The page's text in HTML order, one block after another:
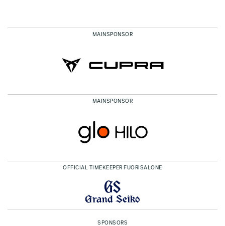
MAINSPONSOR
MAINSPONSOR
OFFICIAL TIMEKEEPER FUORISALONE
SPONSORS